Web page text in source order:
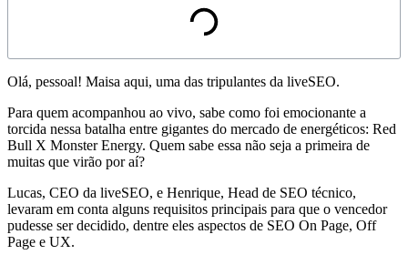
Olá, pessoal! Maisa aqui, uma das tripulantes da liveSEO.
Para quem acompanhou ao vivo, sabe como foi emocionante a
torcida nessa batalha entre gigantes do mercado de energéticos: Red
Bull X Monster Energy. Quem sabe essa não seja a primeira de
muitas que virão por aí?
Lucas, CEO da liveSEO, e Henrique, Head de SEO técnico,
levaram em conta alguns requisitos principais para que o vencedor
pudesse ser decidido, dentre eles aspectos de SEO On Page, Off
Page e UX.